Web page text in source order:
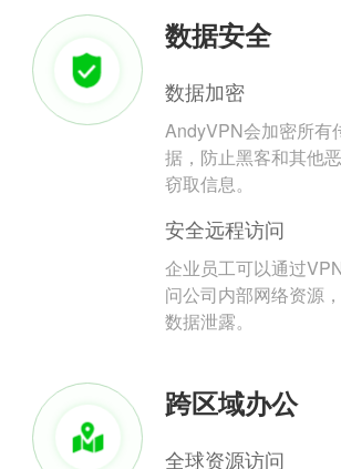
数据安全
数据加密
AndyVPN会加密所有
据，防止黑客和其他
窃取信息。
安全远程访问
企业员工可以通过
问公司内部网络资源
数据泄露。
跨区域办公
全球资源访问